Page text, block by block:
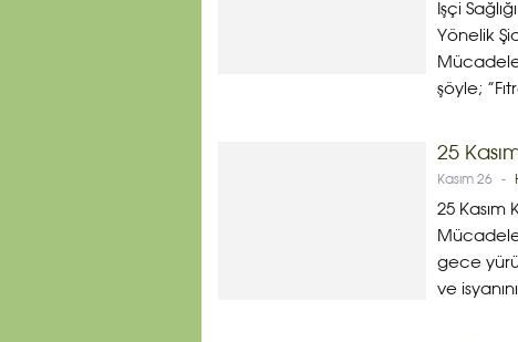
İşçi
Yönelik
şöyle;
25
Kasım 26 -
25 Kasım
gece
ve